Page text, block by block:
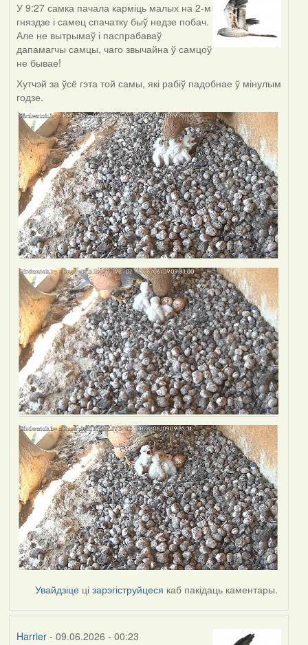
У 9:27 самка пачала карміць малых на 2-м
гняздзе і самец спачатку быў недзе побач.
Але не вытрымаў і паспрабаваў
дапамагчы самцы, чаго звычайна ў самцоў
не бывае!
Хутчэй за ўсё гэта той самы, які рабіў падобнае ў мінулым
годзе.
Увайдзіце цізарэгіструйцеся каб пакідаць каментары.
Harrier- 09.06.2026 - 00:23